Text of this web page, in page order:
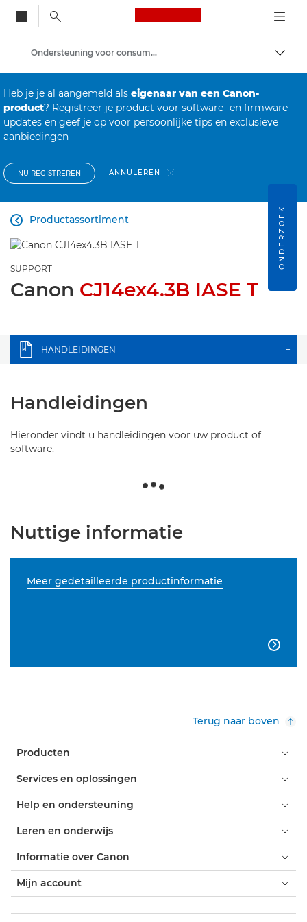
Canon Logo, back
Ondersteuning voor consumenten-producten
Heb je je al aangemeld als eigenaar van een Canon-
product? Registreer je product voor software- en firmware-
updates en geef je op voor persoonlijke tips en exclusieve
aanbiedingen
NU REGISTREREN ANNULEREN
Productassortiment

SUPPORT
Canon CJ14ex4.3B IASE T
HANDLEIDINGEN +
Handleidingen
Hieronder vindt u handleidingen voor uw product of
software.
Nuttige informatie
Meer gedetailleerde productinformatie

Terug naar boven
Producten
Services en oplossingen
Help en ondersteuning
Leren en onderwijs
Informatie over Canon
Mijn account
ONDERZOEK